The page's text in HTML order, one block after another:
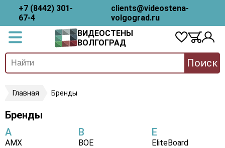
+7 (8442) 301-
67-4
clients@videostena-
volgograd.ru
ВИДЕОСТЕНЫ
ВОЛГОГРАД
Поиск
Главная Бренды
Бренды
A
AMX
B
BOE
E
EliteBoard